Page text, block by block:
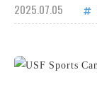
2025.07.05